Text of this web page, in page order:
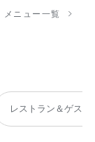
メニュー一覧
レストラン＆ゲス